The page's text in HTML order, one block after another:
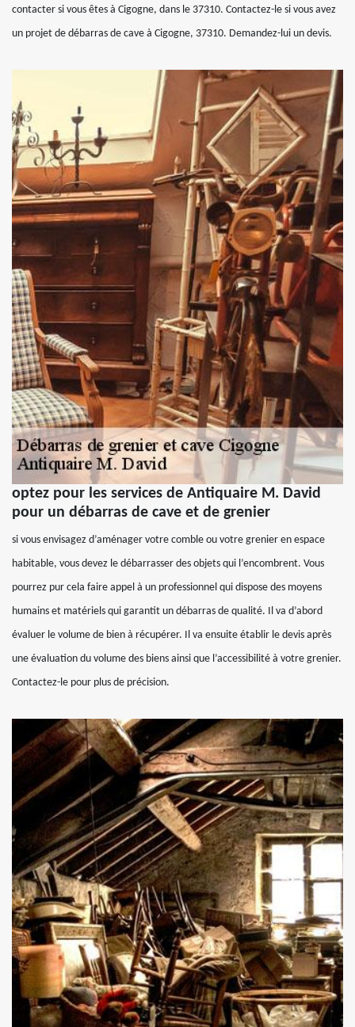
contacter si vous êtes à Cigogne, dans le 37310. Contactez-le si vous avez
un projet de débarras de cave à Cigogne, 37310. Demandez-lui un devis.
optez pour les services de Antiquaire M. David
pour un débarras de cave et de grenier
si vous envisagez d’aménager votre comble ou votre grenier en espace
habitable, vous devez le débarrasser des objets qui l’encombrent. Vous
pourrez pur cela faire appel à un professionnel qui dispose des moyens
humains et matériels qui garantit un débarras de qualité. Il va d’abord
évaluer le volume de bien à récupérer. Il va ensuite établir le devis après
une évaluation du volume des biens ainsi que l’accessibilité à votre grenier.
Contactez-le pour plus de précision.